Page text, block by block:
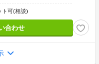
ト可(相談)
合わせ